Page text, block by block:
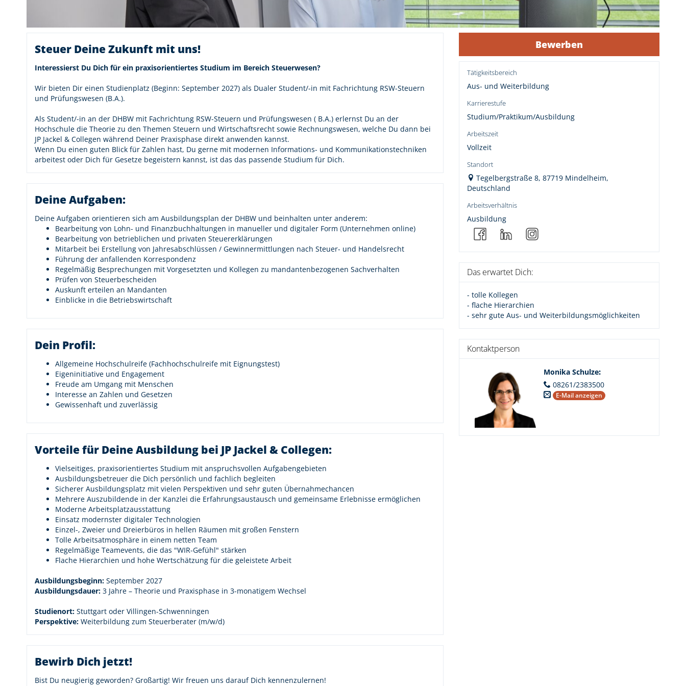
Steuer Deine Zukunft mit uns!
Interessierst Du Dich für ein praxisorientiertes Studium im Bereich Steuerwesen?
Wir bieten Dir einen Studienplatz (Beginn: September 2027) als Dualer Student/-in mit Fachrichtung RSW-Steuern
und Prüfungswesen (B.A.).
Als Student/-in an der DHBW mit Fachrichtung RSW-Steuern und Prüfungswesen ( B.A.) erlernst Du an der
Hochschule die Theorie zu den Themen Steuern und Wirtschaftsrecht sowie Rechnungswesen, welche Du dann bei
JP Jackel & Collegen während Deiner Praxisphase direkt anwenden kannst.
Wenn Du einen guten Blick für Zahlen hast, Du gerne mit modernen Informations- und Kommunikationstechniken
arbeitest oder Dich für Gesetze begeistern kannst, ist das das passende Studium für Dich.
Deine Aufgaben:
Deine Aufgaben orientieren sich am Ausbildungsplan der DHBW und beinhalten unter anderem:
Bearbeitung von Lohn- und Finanzbuchhaltungen in manueller und digitaler Form (Unternehmen online)
Bearbeitung von betrieblichen und privaten Steuererklärungen
Mitarbeit bei Erstellung von Jahresabschlüssen / Gewinnermittlungen nach Steuer- und Handelsrecht
Führung der anfallenden Korrespondenz
Regelmäßig Besprechungen mit Vorgesetzten und Kollegen zu mandantenbezogenen Sachverhalten
Prüfen von Steuerbescheiden
Auskunft erteilen an Mandanten
Einblicke in die Betriebswirtschaft
Dein Profil:
Allgemeine Hochschulreife (Fachhochschulreife mit Eignungstest)
Eigeninitiative und Engagement
Freude am Umgang mit Menschen
Interesse an Zahlen und Gesetzen
Gewissenhaft und zuverlässig
Vorteile für Deine Ausbildung bei JP Jackel & Collegen:
Vielseitiges, praxisorientiertes Studium mit anspruchsvollen Aufgabengebieten
Ausbildungsbetreuer die Dich persönlich und fachlich begleiten
Sicherer Ausbildungsplatz mit vielen Perspektiven und sehr guten Übernahmechancen
Mehrere Auszubildende in der Kanzlei die Erfahrungsaustausch und gemeinsame Erlebnisse ermöglichen
Moderne Arbeitsplatzausstattung
Einsatz modernster digitaler Technologien
Einzel-, Zweier und Dreierbüros in hellen Räumen mit großen Fenstern
Tolle Arbeitsatmosphäre in einem netten Team
Regelmäßige Teamevents, die das "WIR-Gefühl" stärken
Flache Hierarchien und hohe Wertschätzung für die geleistete Arbeit
Ausbildungsbeginn: September 2027
Ausbildungsdauer: 3 Jahre – Theorie und Praxisphase in 3-monatigem Wechsel
Studienort: Stuttgart oder Villingen-Schwenningen
Perspektive: Weiterbildung zum Steuerberater (m/w/d)
Bewirb Dich jetzt!
Bist Du neugierig geworden? Großartig! Wir freuen uns darauf Dich kennenzulernen!
Bewerben
Tätigkeitsbereich
Aus- und Weiterbildung
Karrierestufe
Studium/Praktikum/Ausbildung
Arbeitszeit
Vollzeit
Standort
Tegelbergstraße 8, 87719 Mindelheim,
Deutschland
Arbeitsverhältnis
Ausbildung
Das erwartet Dich:
- tolle Kollegen
- flache Hierarchien
- sehr gute Aus- und Weiterbildungsmöglichkeiten
Kontaktperson
Monika Schulze:
08261/2383500
E-Mail anzeigen